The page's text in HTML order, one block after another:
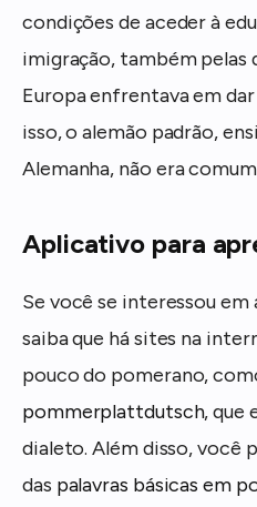
condições de aceder à
imigração, também pelas
Europa enfrentava em
isso, o alemão padrão,
Alemanha, não era
Aplicativo para
Se você se interessou
saiba que há sites na
pouco do pomerano,
pommerplattdutsch, que
dialeto. Além disso, você
das palavras básicas em